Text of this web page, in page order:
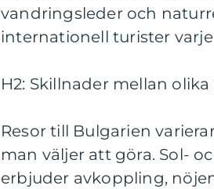
vandringsleder och
internationell turister varje
H2: Skillnader mellan
Resor till Bulgarien
man väljer att göra. Sol-
erbjuder avkoppling,